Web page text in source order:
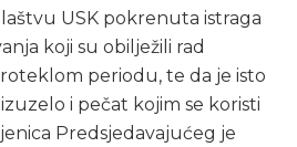
USK pokrenuta istraga
koji su obilježili rad
periodu, te da je isto
i pečat kojim se koristi
Predsjedavajućeg je